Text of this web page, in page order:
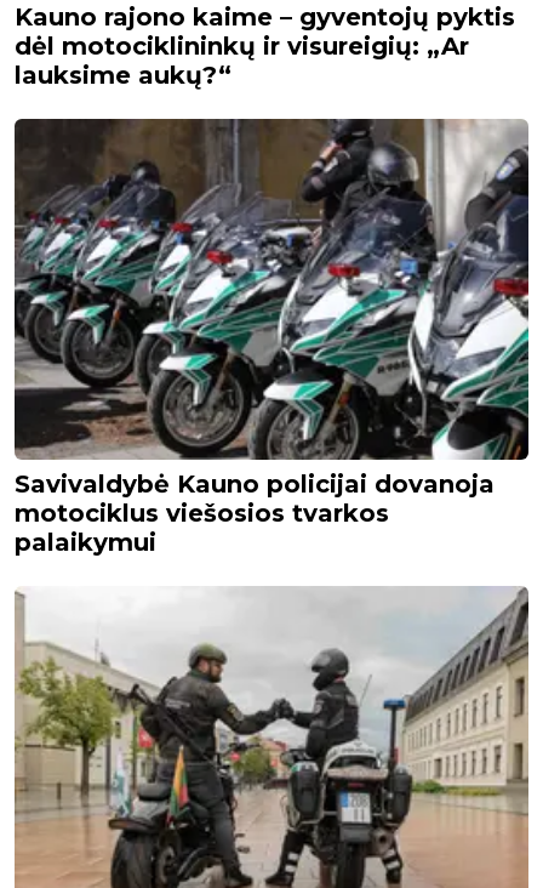
Kauno rajono kaime – gyventojų pyktis
dėl motociklininkų ir visureigių: „Ar
lauksime aukų?“
Savivaldybė Kauno policijai dovanoja
motociklus viešosios tvarkos
palaikymui